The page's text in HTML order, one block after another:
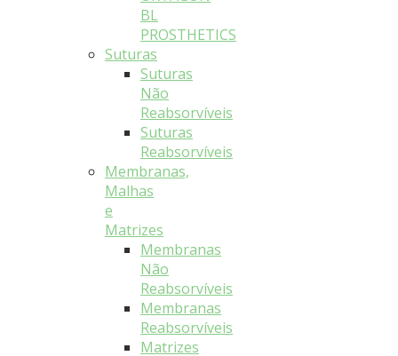
BL
PROSTHETICS
Suturas
Suturas
Não
Reabsorvíveis
Suturas
Reabsorvíveis
Membranas,
Malhas
e
Matrizes
Membranas
Não
Reabsorvíveis
Membranas
Reabsorvíveis
Matrizes